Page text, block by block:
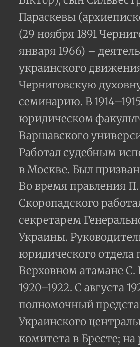
Параскевы
(29 ноября 1891
января 1966) – деятель
украинского
Черниговскую
семинарию. В
юридическом
Варшавского
Работал судебным
в Москве. Был
Во время правления П.
Скоропадского
секретарем
Украины.
юридического отдела
Верховном атамане С.
1920–1922. С августа
полномочный
Украинского
комитета в Бресте; на